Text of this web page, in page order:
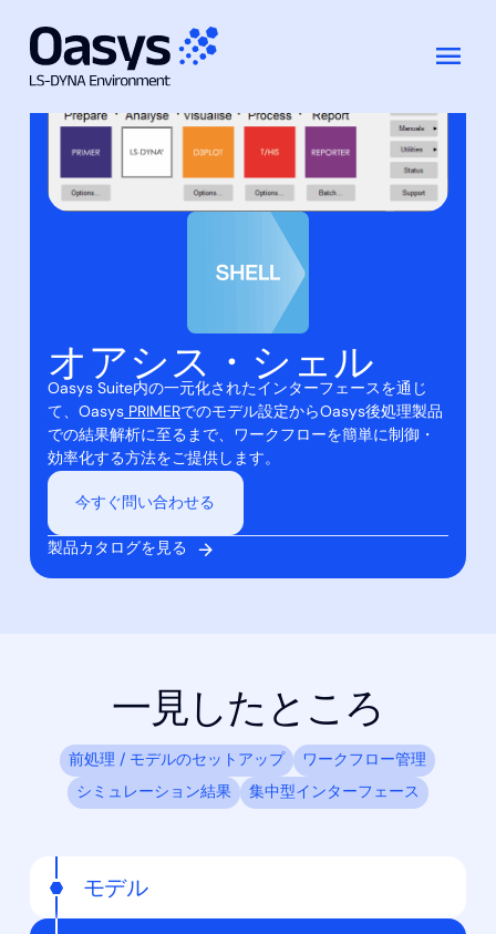
特徴ドキュメンテーション
今すぐ問い合わせる
オアシス・シェル
Oasys Suite内の一元化されたインターフェースを通じ
て、OasysPRIMERでのモデル設定からOasys後処理製品
での結果解析に至るまで、ワークフローを簡単に制御・
効率化する方法をご提供します。
今すぐ問い合わせる
製品カタログを見る
一見したところ
前処理 / モデルのセットアップ
ワークフロー管理
シミュレーション結果
集中型インターフェース
モデル